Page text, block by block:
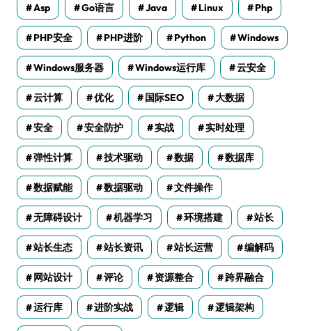
Asp Go语言 Java Linux Php
PHP安全 PHP进阶 Python Windows
Windows服务器 Windows运行库 云安全
云计算 优化 国际SEO 大数据
安全 安全防护 实战 实时处理
弹性计算 技术驱动 数据 数据库
数据赋能 数据驱动 文件操作
无障碍设计 机器学习 环境搭建 站长
站长生态 站长资讯 站长运营 编解码
网站设计 评论 资源整合 跨界融合
运行库 进阶实战 逻辑 逻辑架构